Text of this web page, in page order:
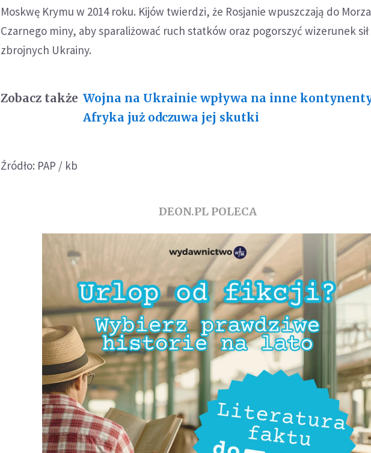
Moskwę Krymu w 2014 roku. Kijów twierdzi, że Rosjanie wpuszczają do Morza
Czarnego miny, aby sparaliżować ruch statków oraz pogorszyć wizerunek sił
zbrojnych Ukrainy.
Zobacz także Wojna na Ukrainie wpływa na inne
Afryka już odczuwa jej skutki
Źródło: PAP / kb
DEON.PL POLECA